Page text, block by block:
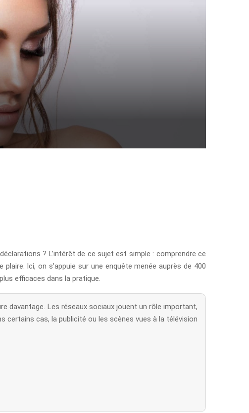
? L’intérêt de ce sujet est simple : comprendre ce
Ici, on s’appuie sur une enquête menée auprès de 400
efficaces dans la pratique.
davantage. Les réseaux sociaux jouent un rôle important,
cas, la publicité ou les scènes vues à la télévision